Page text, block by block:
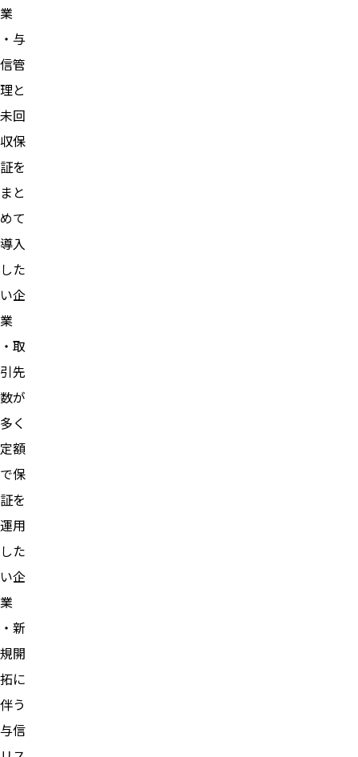
業
・与
信管
理と
未回
収保
証を
まと
めて
導入
した
い企
業
・取
引先
数が
多く
定額
で保
証を
運用
した
い企
業
・新
規開
拓に
伴う
与信